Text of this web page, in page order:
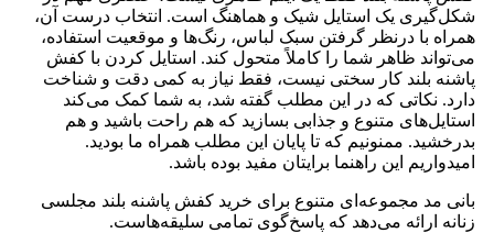
شکل‌گیری یک استایل شیک و هماهنگ است. انتخاب درست آن،
همراه با درنظر گرفتن سبک لباس، رنگ‌ها و موقعیت استفاده،
می‌تواند ظاهر شما را کاملاً متحول کند. استایل کردن با کفش
پاشنه بلند کار سختی نیست، فقط نیاز به کمی دقت و شناخت
دارد. نکاتی که در این مطلب گفته شد، به شما کمک می‌کند
استایل‌های متنوع و جذابی بسازید که هم راحت باشید و هم
بدرخشید. ممنونیم که تا پایان این مطلب همراه ما بودید.
امیدواریم این راهنما برایتان مفید بوده باشد.
بانی مد مجموعه‌ای متنوع برای خرید کفش پاشنه بلند مجلسی
زنانه ارائه می‌دهد که پاسخ‌گوی تمامی سلیقه‌هاست.